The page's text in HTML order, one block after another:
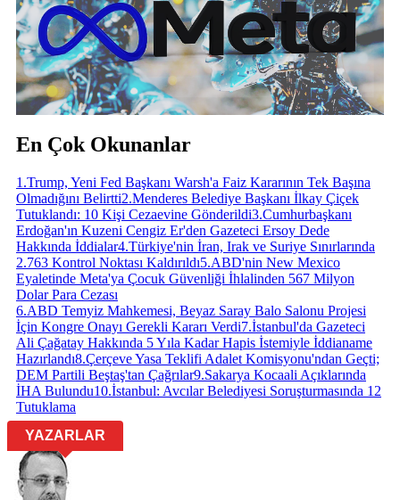
En Çok Okunanlar
1 .Trump, Yeni Fed Başkanı Warsh'a Faiz Kararının Tek Başına
Olmadığını Belirtti2.Menderes Belediye Başkanı İlkay Çiçek
Tutuklandı: 10 Kişi Cezaevine Gönderildi3.Cumhurbaşkanı
Erdoğan'ın Kuzeni Cengiz Er'den Gazeteci Ersoy Dede
Hakkında İddialar4.Türkiye'nin İran, Irak ve Suriye Sınırlarında
2.763 Kontrol Noktası Kaldırıldı5.ABD'nin New Mexico
Eyaletinde Meta'ya Çocuk Güvenliği İhlalinden 567 Milyon
Dolar Para Cezası
6.ABD Temyiz Mahkemesi, Beyaz Saray Balo Salonu Projesi
İçin Kongre Onayı Gerekli Kararı Verdi7.İstanbul'da Gazeteci
Ali Çağatay Hakkında 5 Yıla Kadar Hapis İstemiyle İddianame
Hazırlandı8.Çerçeve Yasa Teklifi Adalet Komisyonu'ndan Geçti;
DEM Partili Beştaş'tan Çağrılar9.Sakarya Kocaali Açıklarında
İHA Bulundu10.İstanbul: Avcılar Belediyesi Soruşturmasında 12
Tutuklama
YAZARLAR